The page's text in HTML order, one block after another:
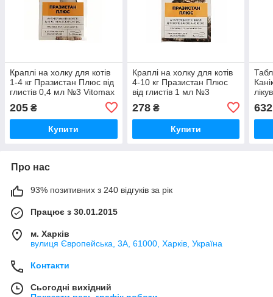
Краплі на холку для котів
1-4 кг Празистан Плюс від
глистів 0,4 мл №3 Vitomax
205 ₴
Купити
Краплі на холку для котів
4-10 кг Празистан Плюс
від глистів 1 мл №3
278₴
Купити
632
Про нас
93% позитивних з 240 відгуків за рік
Працює з 30.01.2015
м. Харків
вулиця Європейська, 3А, 61000, Харків, Україна
Контакти
Сьогодні вихідний